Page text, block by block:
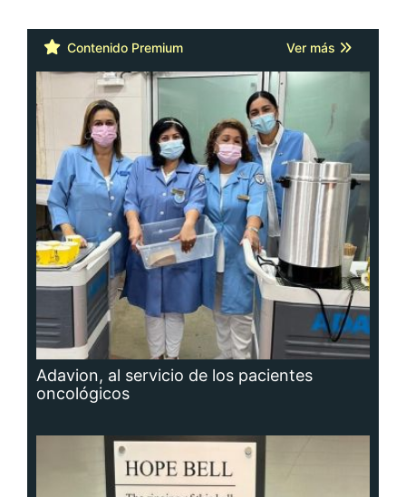
Contenido Premium Ver más
Adavion, al servicio de los pacientes
oncológicos